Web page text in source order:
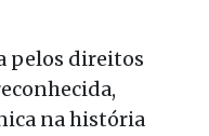
pelos direitos
na história